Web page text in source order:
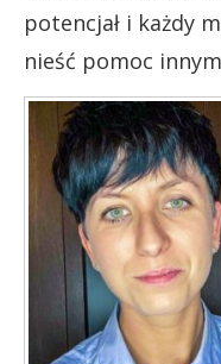
potencjał i każdy
nieść pomoc